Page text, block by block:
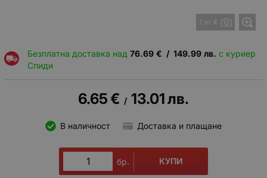
1 от 4
Безплатна доставка над 76.69 € / 149.99 лв. с куриер
Спиди
6.65€ / 13.01лв.
В наличност Доставка и плащане
бр. КУПИ